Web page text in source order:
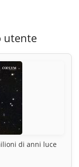
utente
di anni luce